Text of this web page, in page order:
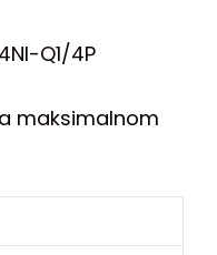
Q1/4P
maksimalnom